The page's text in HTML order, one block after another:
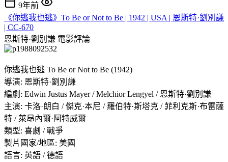
9年前
《你逃我也逃》To Be or Not to Be | 1942 | USA | 恩斯特·劉別謙
| CC-670
恩斯特·劉別謙 電影評論
你逃我也逃 To Be or Not to Be (1942)
導演: 恩斯特·劉別謙
編劇: Edwin Justus Mayer / Melchior Lengyel / 恩斯特·劉別謙
主演: 卡洛·朗白 / 傑克·本尼 / 羅伯特·斯塔克 / 菲利克斯·布雷薩
特 / 萊昂內爾·阿特威爾
類型: 喜劇 / 戰爭
製片國家/地區: 美國
語言: 英語 / 德語